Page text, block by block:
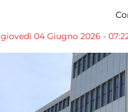
giovedì 04 Giugno 2026 -